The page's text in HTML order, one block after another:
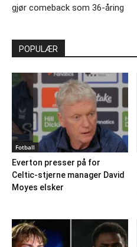
gjør comeback som 36-åring
POPULÆR
Fotball
Everton presser på for
Celtic-stjerne manager David
Moyes elsker